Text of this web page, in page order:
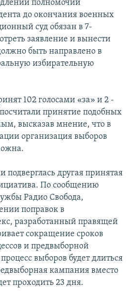
полномочий
до окончания военных
суд обязан в 7-
заявление и вынести
быть направлено в
избирательную
102 голосами «за» и 2 -
принятие подобных
высказав мнение, что в
организация выборов
подверглась другая принятая
По сообщению
Радио Свобода,
поправок в
разработанный правящей
сокращение сроков
и предвыборной
выборов будет длиться
кампания вместо
проходить 23 дня.